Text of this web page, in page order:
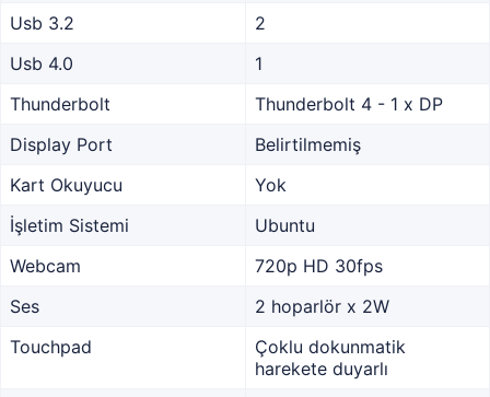
Usb 3.2
2
Usb 4.0
1
Thunderbolt
Thunderbolt 4 - 1 x DP
Display Port
Belirtilmemiş
Kart Okuyucu
Yok
İşletim Sistemi
Ubuntu
Webcam
720p HD 30fps
Ses
2 hoparlör x 2W
Touchpad
Çoklu dokunmatik
harekete duyarlı